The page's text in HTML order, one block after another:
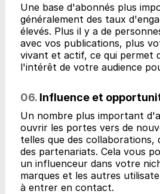
Une base d'abonnés plus
généralement des taux
élevés. Plus il y a de
avec vos publications, plus
vivant et actif, ce qui permet
l'intérêt de votre audience
06. Influence et
Un nombre plus important
ouvrir les portes vers de
telles que des collaborations,
des partenariats. Cela vous
un influenceur dans votre
marques et les autres
à entrer en contact.